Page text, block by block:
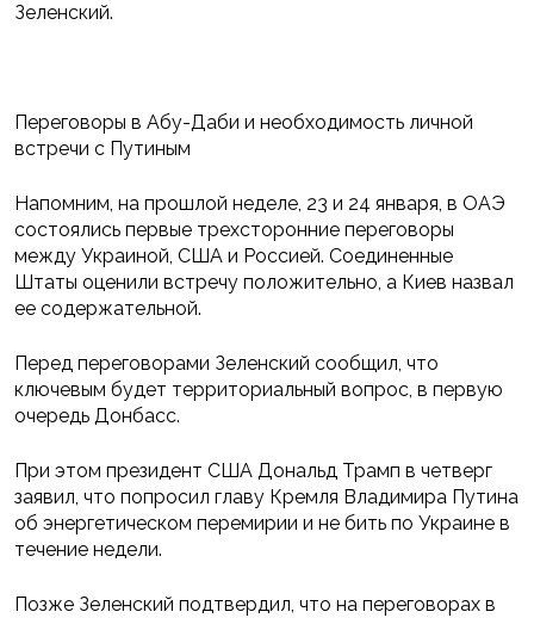
Зеленский.
Переговоры в Абу-Даби и необходимость личной
встречи с Путиным
Напомним, на прошлой неделе, 23 и 24 января, в ОАЭ
состоялись первые трехсторонние переговоры
между Украиной, США и Россией. Соединенные
Штаты оценили встречу положительно, а Киев назвал
ее содержательной.
Перед переговорами Зеленский сообщил, что
ключевым будет территориальный вопрос, в первую
очередь Донбасс.
При этом президент США Дональд Трамп в четверг
заявил, что попросил главу Кремля Владимира Путина
об энергетическом перемирии и не бить по Украине в
течение недели.
Позже Зеленский подтвердил, что на переговорах в